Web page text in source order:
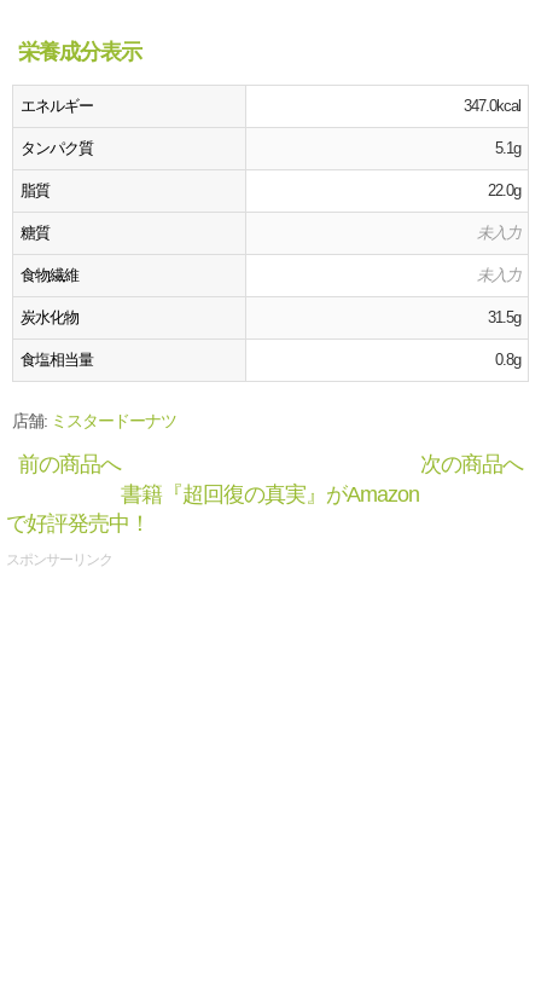
栄養成分表示
エネルギー 347.0kcal
タンパク質 5.1g
脂質 22.0g
糖質 未入力
食物繊維 未入力
炭水化物 31.5g
食塩相当量 0.8g
店舗: ミスタードーナツ
前の商品へ
次の商品へ
書籍『超回復の真実』がAmazon
で好評発売中！
スポンサーリンク